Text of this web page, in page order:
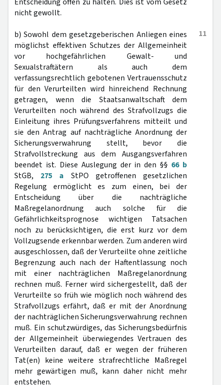
nicht gewollt.
11
b) Sowohl dem gesetzgeberischen Anliegen eines
möglichst effektiven Schutzes der Allgemeinheit
vor hochgefährlichen Gewalt- und
Sexualstraftätern als auch dem
verfassungsrechtlich gebotenen Vertrauensschutz
für den Verurteilten wird hinreichend Rechnung
getragen, wenn die Staatsanwaltschaft dem
Verurteilten noch während des Strafvollzugs die
Einleitung ihres Prüfungsverfahrens mitteilt und
sie den Antrag auf nachträgliche Anordnung der
Sicherungsverwahrung stellt, bevor die
Strafvollstreckung aus dem Ausgangsverfahren
beendet ist. Diese Auslegung der in den §§ 66 b
StGB, 275 a StPO getroffenen gesetzlichen
Regelung ermöglicht es zum einen, bei der
Entscheidung über die nachträgliche
Maßregelanordnung auch solche für die
Gefährlichkeitsprognose wichtigen Tatsachen
noch zu berücksichtigen, die erst kurz vor dem
Vollzugsende erkennbar werden. Zum anderen wird
ausgeschlossen, daß der Verurteilte ohne zeitliche
Begrenzung auch nach der Haftentlassung noch
mit einer nachträglichen Maßregelanordnung
rechnen muß. Ferner wird sichergestellt, daß der
Verurteilte so früh wie möglich noch während des
Strafvollzugs erfährt, daß er mit der Anordnung
der nachträglichen Sicherungsverwahrung rechnen
muß. Ein schutzwürdiges, das Sicherungsbedürfnis
der Allgemeinheit überwiegendes Vertrauen des
Verurteilten darauf, daß er wegen der früheren
Tat(en) keine weitere strafrechtliche Maßregel
mehr gewärtigen muß, kann daher nicht mehr
entstehen.